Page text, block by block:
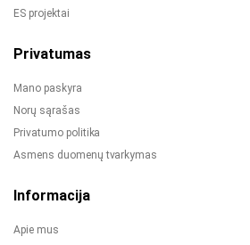
ES projektai
Privatumas
Mano paskyra
Norų sąrašas
Privatumo politika
Asmens duomenų tvarkymas
Informacija
Apie mus